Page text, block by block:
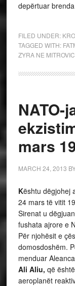
depërtuar
FILED UNDER:
TAGGED WITH:
ZYRA NE
NATO-
mars
MARCH 24, 2013
Kështu dëgjohej
24 mars të vitit
Sirenat u
fushata ajrore e
Për njohësit e
domosdoshëm.
menduar
Ali Aliu, që
aeroplanët